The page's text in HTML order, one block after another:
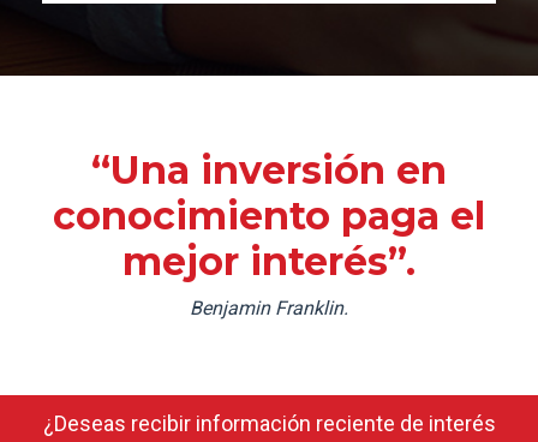
“Una inversión en
conocimiento paga el
mejor interés”.
Benjamin Franklin.
¿Deseas recibir información reciente de interés